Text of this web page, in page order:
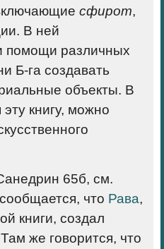
сфирот,
В ней
помощи различных
Б-га создавать
объекты. В
книгу, можно
65б, см.
что Рава,
книги, создал
же говорится, что